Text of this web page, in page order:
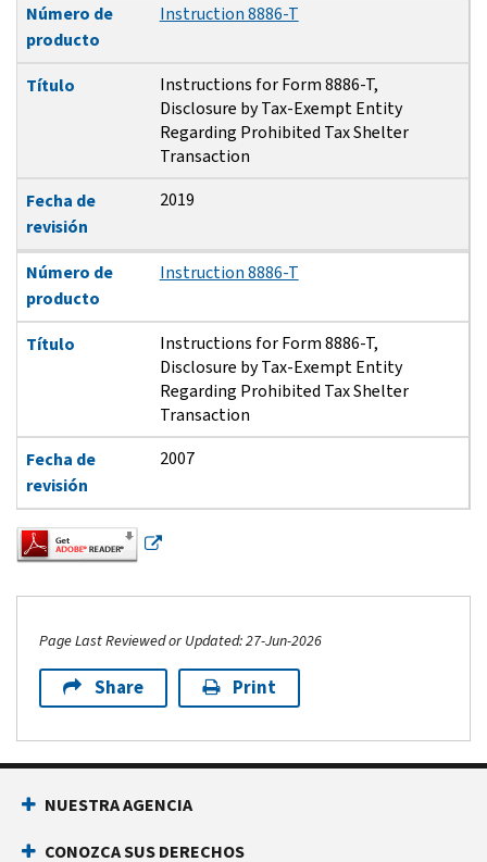
Número de
producto
Instruction 8886-T
Título
Instructions for Form 8886-T,
Disclosure by Tax-Exempt Entity
Regarding Prohibited Tax Shelter
Transaction
Fecha de
revisión
2019
Número de
producto
Instruction 8886-T
Título
Instructions for Form 8886-T,
Disclosure by Tax-Exempt Entity
Regarding Prohibited Tax Shelter
Transaction
Fecha de
revisión
2007
Page Last Reviewed or Updated: 27-Jun-2026
Share Print
Footer Navigation
NUESTRA AGENCIA
CONOZCA SUS DERECHOS